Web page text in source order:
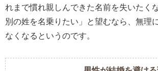
れまで慣れ親しんできた名前を失いたく
別の姓を名乗りたい」と望むなら、無理
なくなるというのです。